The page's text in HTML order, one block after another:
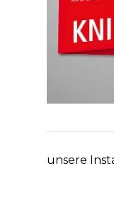
unsere